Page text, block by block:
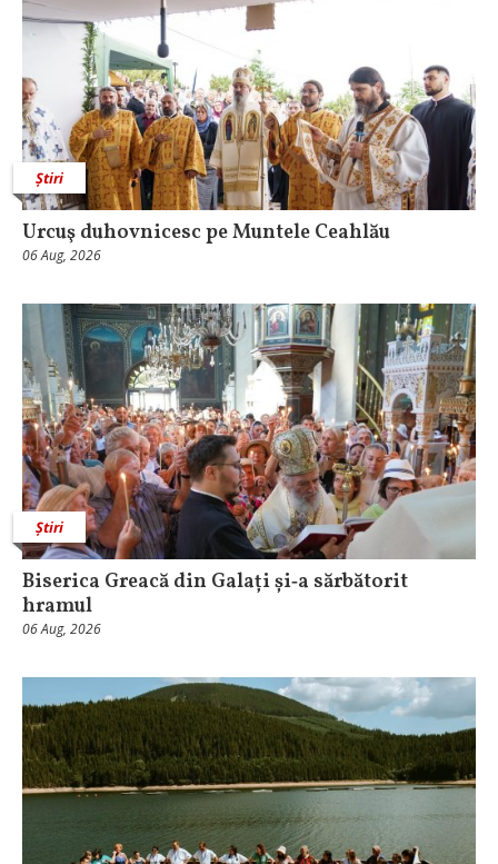
Știri
Urcuş duhovnicesc pe Muntele Ceahlău
06 Aug, 2026
Știri
Biserica Greacă din Galați și‑a sărbătorit
hramul
06 Aug, 2026